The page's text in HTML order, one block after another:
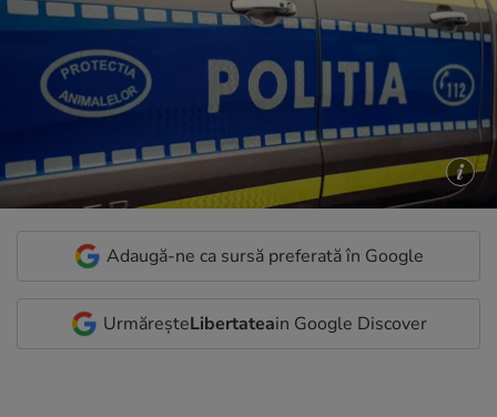
Adaugă-ne ca sursă preferată în Google
UrmăreșteLibertateain Google Discover